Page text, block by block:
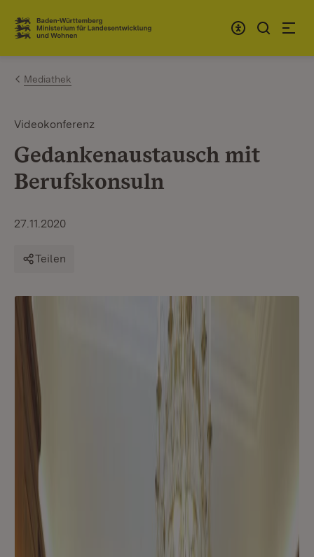
Zum Inhalt springen
Link zur Startseite
Mediathek
Videokonferenz
Gedankenaustausch mit
Berufskonsuln
27.11.2020
Teilen